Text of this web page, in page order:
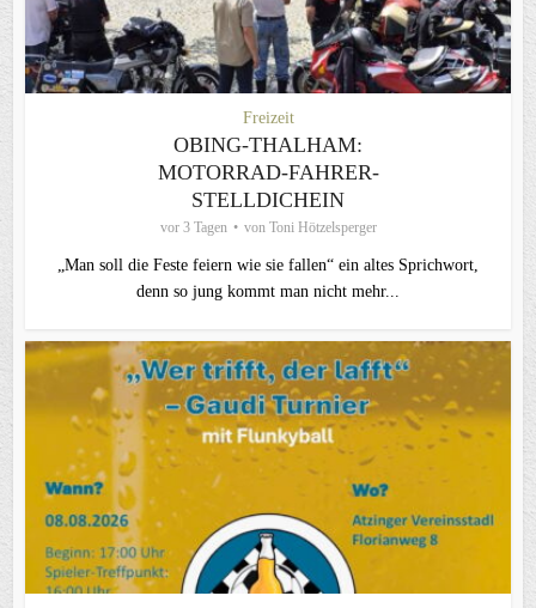
Freizeit
OBING-THALHAM:
MOTORRAD-FAHRER-
STELLDICHEIN
vor 3 Tagen von Toni Hötzelsperger
„Man soll die Feste feiern wie sie fallen“ ein altes Sprichwort,
denn so jung kommt man nicht mehr...